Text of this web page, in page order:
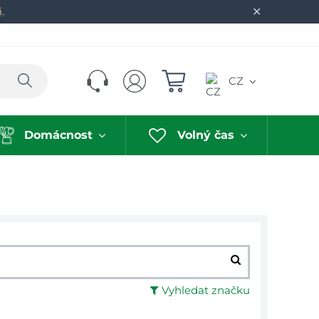
✕
Hledat CZ
Domácnost Volný čas
Vyhledat značku